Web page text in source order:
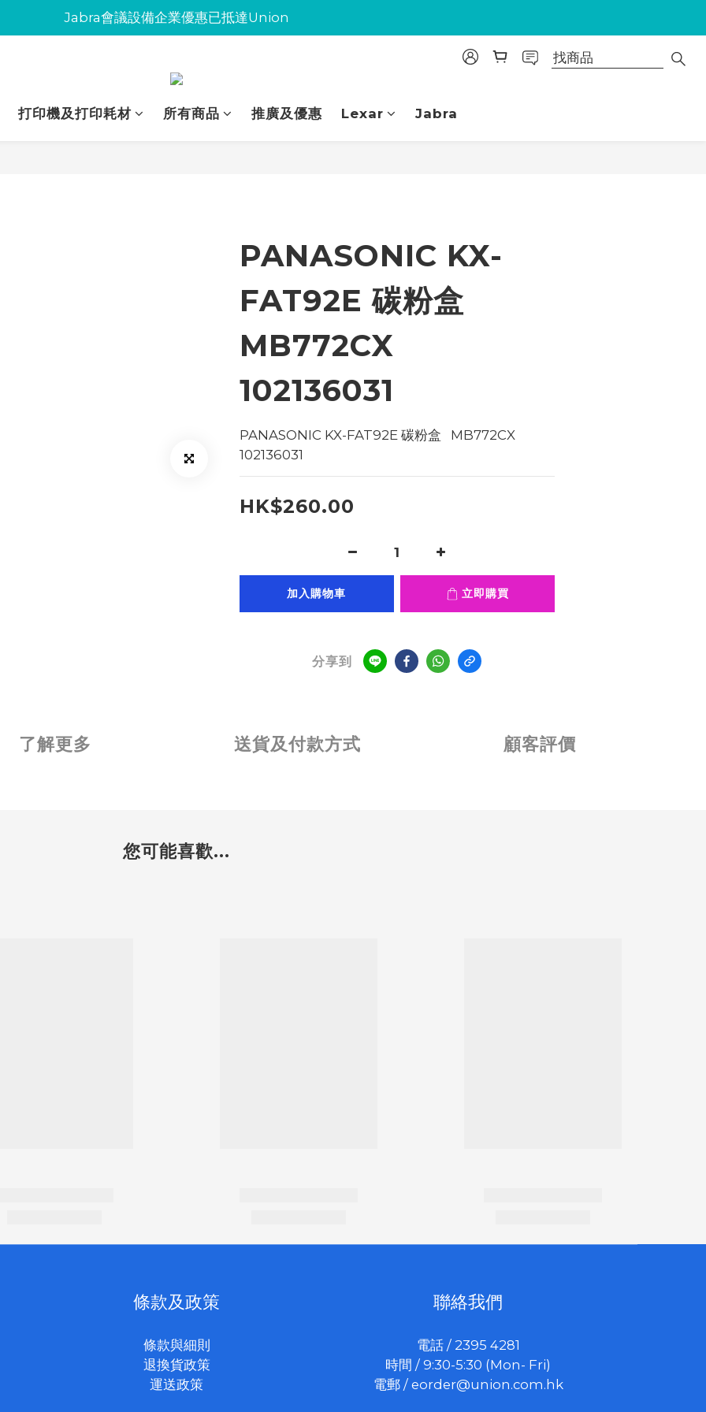
Jabra會議設備企業優惠已抵達Union
Jabra會議設備企業優惠已抵達Union
Jabra會議設備企業優惠已抵達Union
打印機及打印耗材
所有商品 推廣及優惠 Lexar Jabra
PANASONIC KX-
FAT92E 碳粉盒
MB772CX
102136031
PANASONIC KX-FAT92E 碳粉盒   MB772CX
102136031
HK$260.00
加入購物車 立即購買
分享到
了解更多 送貨及付款方式 顧客評價
您可能喜歡...
條款及政策
條款與細則
退換貨政策
運送政策
聯絡我們
電話 / 2395 4281
時間 / 9:30-5:30 (Mon- Fri)
電郵 / eorder@union.com.hk